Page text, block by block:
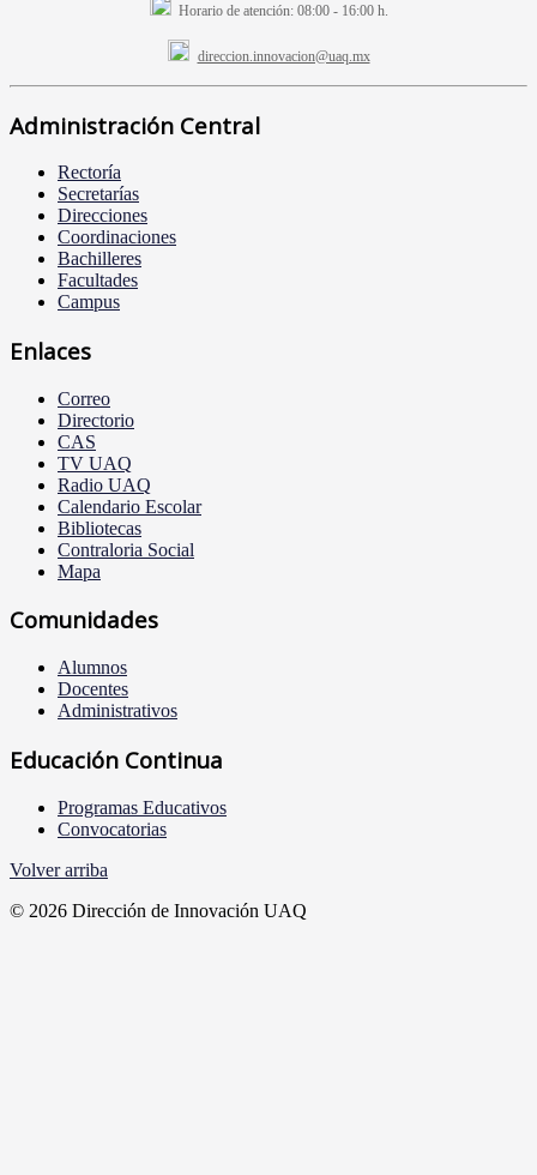
Horario de atención:08:00 - 16:00 h.
direccion.innovacion@uaq.mx
Administración Central
Rectoría
Secretarías
Direcciones
Coordinaciones
Bachilleres
Facultades
Campus
Enlaces
Correo
Directorio
CAS
TV UAQ
Radio UAQ
Calendario Escolar
Bibliotecas
Contraloria Social
Mapa
Comunidades
Alumnos
Docentes
Administrativos
Educación Continua
Programas Educativos
Convocatorias
Volver arriba
© 2026 Dirección de Innovación UAQ